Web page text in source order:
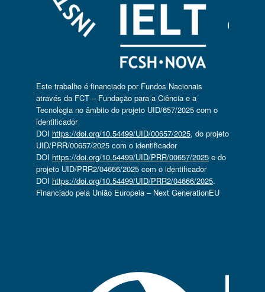
Este trabalho é financiado por Fundos Nacionais
através da FCT – Fundação para a Ciência e a
Tecnologia no âmbito do projeto UID/657/2025 com o
identificador
DOI https://doi.org/10.54499/UID/00657/2025, do projeto
UID/PRR/00657/2025 com o identificador
DOI https://doi.org/10.54499/UID/PRR/00657/2025e do
projeto UID/PRR2/04666/2025 com o identificador
DOI https://doi.org/10.54499/UID/PRR2/04666/2025.
Financiado pela União Europeia – Next GenerationEU